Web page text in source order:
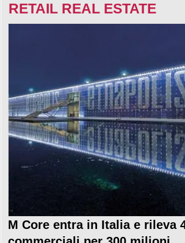
RETAIL REAL ESTATE
M Core entra in Italia e rileva